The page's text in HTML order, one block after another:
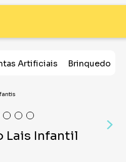
Artificiais Brinquedos
Lais Infantil